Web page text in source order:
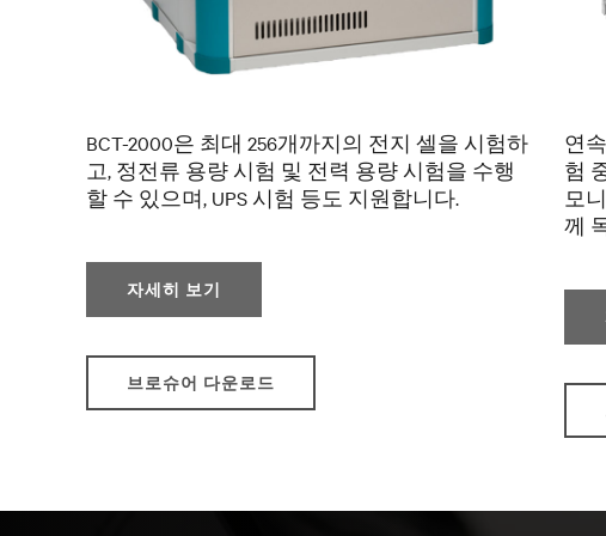
BCT-2000은 최대 256개까지의 전지 셀을 시험하
고, 정전류 용량 시험 및 전력 용량 시험을 수행
할 수 있으며, UPS 시험 등도 지원합니다.
자세히 보기
브로슈어 다운로드
연
험
모
께